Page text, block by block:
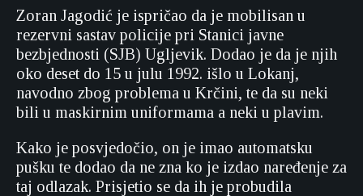
Zoran Jagodić je ispričao da je mobilisan u
rezervni sastav policije pri Stanici javne
bezbjednosti (SJB) Ugljevik. Dodao je da je njih
oko deset do 15 u julu 1992. išlo u Lokanj,
navodno zbog problema u Krčini, te da su neki
bili u maskirnim uniformama a neki u plavim.
Kako je posvjedočio, on je imao automatsku
pušku te dodao da ne zna ko je izdao naređenje za
taj odlazak. Prisjetio se da ih je probudila